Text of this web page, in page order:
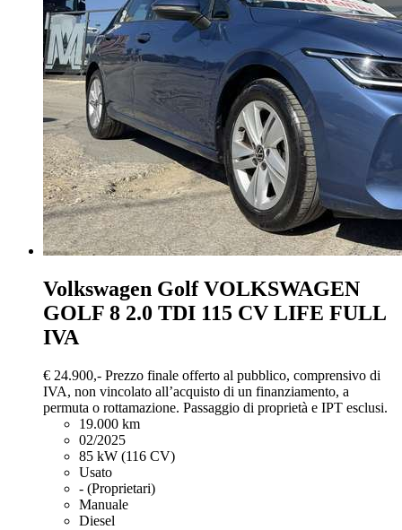
Volkswagen Golf VOLKSWAGEN
GOLF 8 2.0 TDI 115 CV LIFE FULL
IVA
€ 24.900,- Prezzo finale offerto al pubblico, comprensivo di
IVA, non vincolato all’acquisto di un finanziamento, a
permuta o rottamazione. Passaggio di proprietà e IPT esclusi.
19.000 km
02/2025
85 kW (116 CV)
Usato
- (Proprietari)
Manuale
Diesel